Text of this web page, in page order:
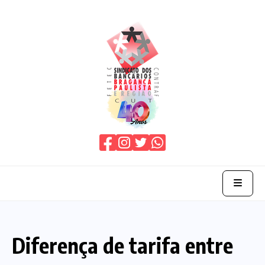
O Sindicato
Diferença de tarifa entre